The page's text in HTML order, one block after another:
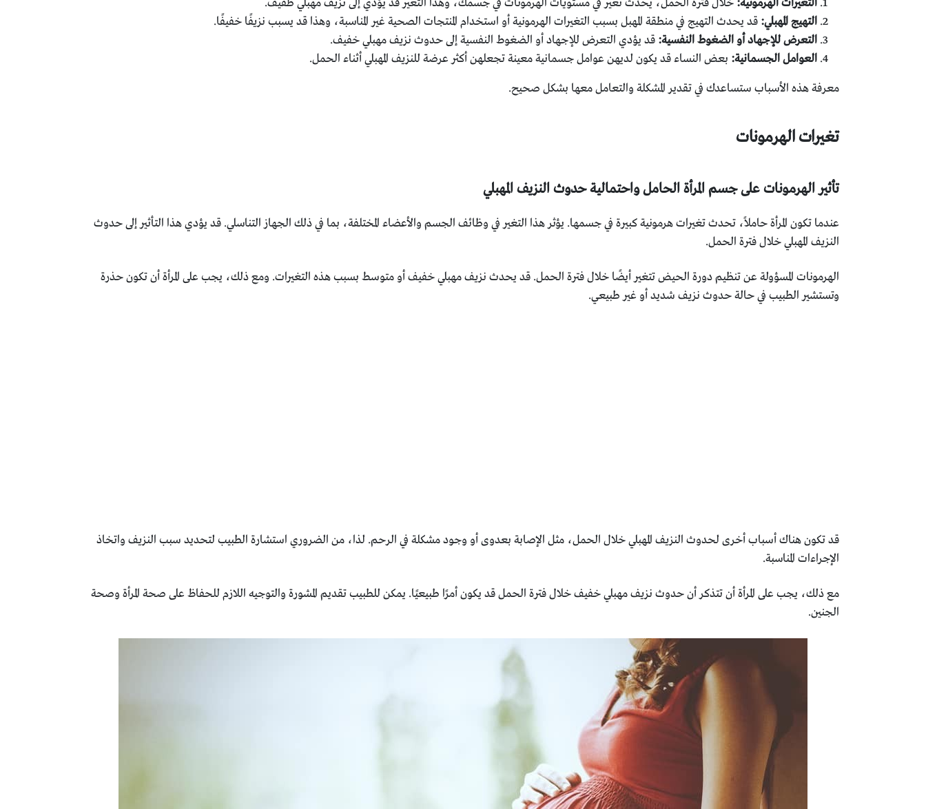
التغيرات الهرمونية: خلال فترة الحمل، يحدث تغير في مستويات الهرمونات في جسمك، وهذا التغير قد يؤدي إلى نزيف مهبلي طفيف.
التهيج المهبلي: قد يحدث التهيج في منطقة المهبل بسبب التغيرات الهرمونية أو استخدام المنتجات الصحية غير المناسبة، وهذا قد يسبب نزيفًا خفيفًا.
التعرض للإجهاد أو الضغوط النفسية: قد يؤدي التعرض للإجهاد أو الضغوط النفسية إلى حدوث نزيف مهبلي خفيف.
العوامل الجسمانية: بعض النساء قد يكون لديهن عوامل جسمانية معينة تجعلهن أكثر عرضة للنزيف المهبلي أثناء الحمل.
معرفة هذه الأسباب ستساعدك في تقدير المشكلة والتعامل معها بشكل صحيح.
تغيرات الهرمونات
تأثير الهرمونات على جسم المرأة الحامل واحتمالية حدوث النزيف المهبلي
عندما تكون المرأة حاملاً، تحدث تغيرات هرمونية كبيرة في جسمها. يؤثر هذا التغير في وظائف الجسم والأعضاء المختلفة، بما في ذلك الجهاز التناسلي. قد يؤدي هذا التأثير إلى حدوث
النزيف المهبلي خلال فترة الحمل.
الهرمونات المسؤولة عن تنظيم دورة الحيض تتغير أيضًا خلال فترة الحمل. قد يحدث نزيف مهبلي خفيف أو متوسط ​​بسبب هذه التغيرات. ومع ذلك، يجب على المرأة أن تكون حذرة
وتستشير الطبيب في حالة حدوث نزيف شديد أو غير طبيعي.
قد تكون هناك أسباب أخرى لحدوث النزيف المهبلي خلال الحمل، مثل الإصابة بعدوى أو وجود مشكلة في الرحم. لذا، من الضروري استشارة الطبيب لتحديد سبب النزيف واتخاذ
الإجراءات المناسبة.
مع ذلك، يجب على المرأة أن تتذكر أن حدوث نزيف مهبلي خفيف خلال فترة الحمل قد يكون أمرًا طبيعيًا. يمكن للطبيب تقديم المشورة والتوجيه اللازم للحفاظ على صحة المرأة وصحة
الجنين.